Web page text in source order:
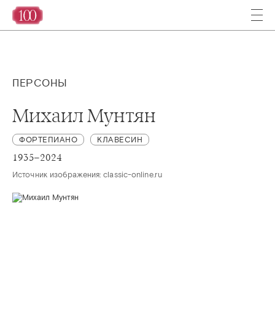
ПЕРСОНЫ
Михаил Мунтян
ФОРТЕПИАНО КЛАВЕСИН
1935–2024
Источник изображения: classic-online.ru